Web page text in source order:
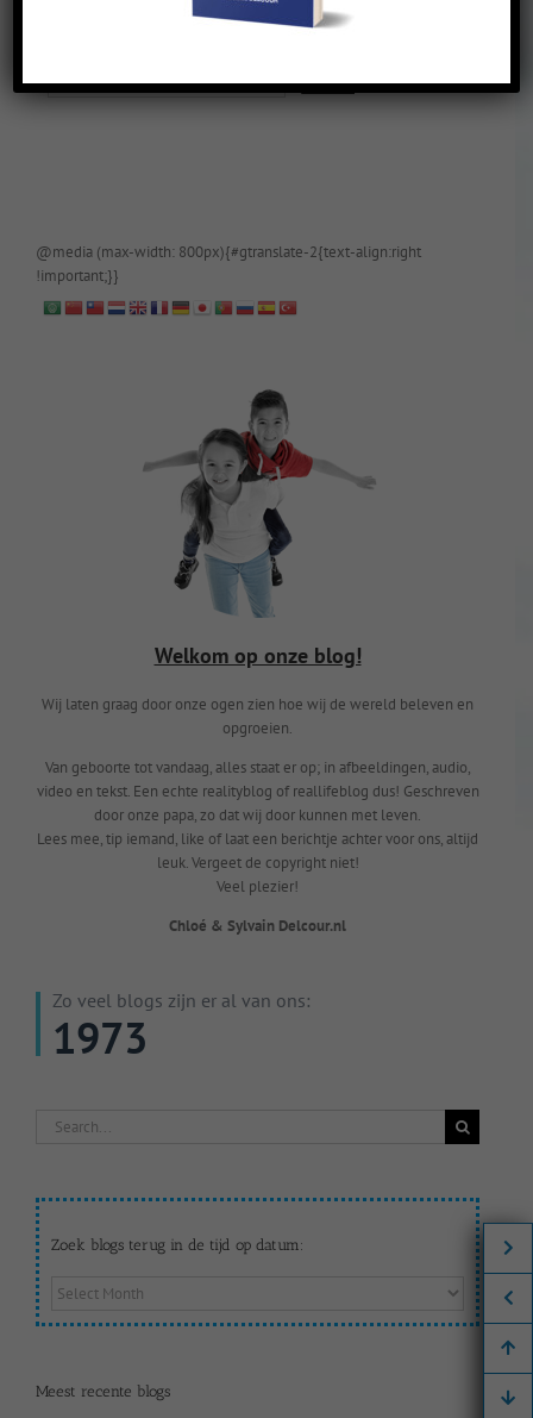
@media (max-width: 800px){#gtranslate-2{text-align:right
!important;}}
Welkom op onze blog!
Wij laten graag door onze ogen zien hoe wij de wereld beleven en
opgroeien.
Van geboorte tot vandaag, alles staat er op; in afbeeldingen, audio,
video en tekst. Een echte realityblog of reallifeblog dus! Geschreven
door onze papa, zo dat wij door kunnen met leven.
Lees mee, tip iemand, like of laat een berichtje achter voor ons, altijd
leuk. Vergeet de copyright niet!
Veel plezier!
Chloé & Sylvain Delcour.nl
Zo veel blogs zijn er al van ons:
1973
Search
Zoek blogs terug in de tijd op datum:
Zoek
Meest recente blogs